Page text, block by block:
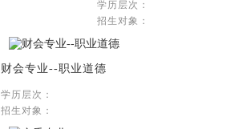
学历层次：
招生对象：
财会专业--职业道德
学历层次：
招生对象：